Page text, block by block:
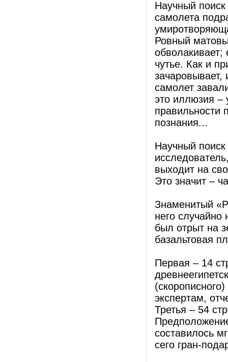
Научный поиск
самолета
Ровный
чутье. Как и
самолет
это иллюзия –
правильности
познания...
Научный
выходит на
Это значит –
Знаменитый
него случайно
был отрыт на
базальтовая
Первая – 14
экспертам,
Третья – 54
составилось
сего гран-